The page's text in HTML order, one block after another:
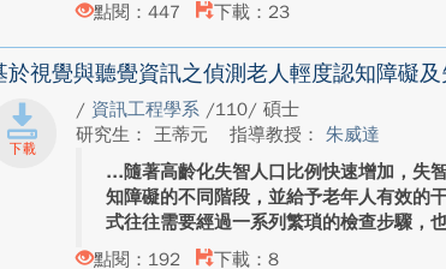
點閱：447
下載：23
於視覺與聽覺資訊之偵測老人輕度認知障礙及
/ 資訊工程學系 /110/ 碩士
研究生： 王蒂元
指導教授：朱威達
隨著高齡化失智人口比例快速增加，失
知障礙的不同階段，並給予老年人有效的
式往往需要經過一系列繁瑣的檢查步驟，
點閱：192
下載：8